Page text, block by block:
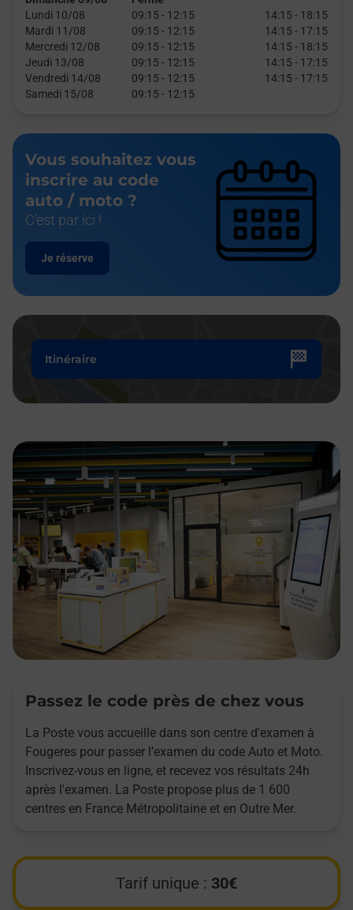
Lundi 10/08
09:15 - 12:15 14:15 - 18:15
Mardi 11/08
09:15 - 12:15 14:15 - 17:15
Mercredi 12/08
09:15 - 12:15 14:15 - 18:15
Jeudi 13/08
09:15 - 12:15 14:15 - 17:15
Vendredi 14/08
09:15 - 12:15 14:15 - 17:15
Samedi 15/08
09:15 - 12:15
Vous souhaitez vous
inscrire au code
auto / moto ?
C'est par ici !
Je réserve
Itinéraire
Passez le code près de chez vous
La Poste vous accueille dans son centre d'examen à
Fougeres pour passer l’examen du code Auto et Moto.
Inscrivez-vous en ligne, et recevez vos résultats 24h
après l'examen. La Poste propose plus de 1 600
centres en France Métropolitaine et en Outre Mer.
Tarif unique : 30€